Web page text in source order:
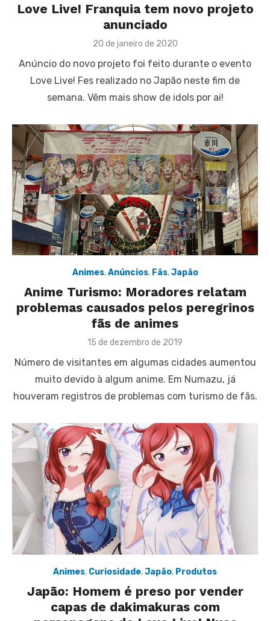
Love Live! Franquia tem novo projeto
anunciado
Posted
20 de janeiro de 2020
Anúncio do novo projeto foi feito durante o evento
Love Live! Fes realizado no Japão neste fim de
semana. Vêm mais show de idols por ai!
Animes,Anúncios, Fãs,Japão
Anime Turismo: Moradores relatam
problemas causados pelos peregrinos
fãs de animes
Posted
15 de dezembro de 2019
Número de visitantes em algumas cidades aumentou
muito devido à algum anime. Em Numazu, já
houveram registros de problemas com turismo de fãs.
Animes, Curiosidade,Japão, Produtos
Japão: Homem é preso por vender
capas de dakimakuras com